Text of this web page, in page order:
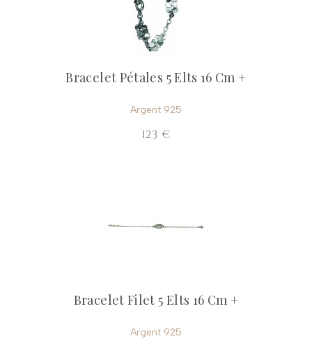
Bracelet Pétales 5 Elts 16 Cm +
Argent 925
123 €
Bracelet Filet 5 Elts 16 Cm +
Argent 925